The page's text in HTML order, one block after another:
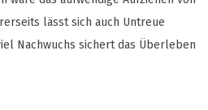
lässt sich auch Untreue
Nachwuchs sichert das Überleben